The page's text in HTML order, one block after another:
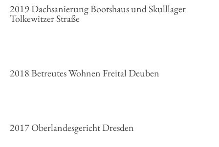
2019 Dachsanierung Bootshaus und Skulllager
Tolkewitzer Straße
2018 Betreutes Wohnen Freital Deuben
2017 Oberlandesgericht Dresden